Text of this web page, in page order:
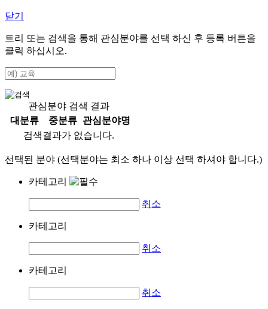
닫기
트리 또는 검색을 통해 관심분야를 선택 하신 후 등록 버튼을
클릭 하십시오.
관심분야 검색 결과
대분류
중분류
관심분야명
검색결과가 없습니다.
선택된 분야 (선택분야는 최소 하나 이상 선택 하셔야 합니다.)
카테고리
취소
카테고리
취소
카테고리
취소